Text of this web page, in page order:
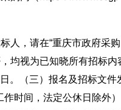
，请在“重庆市政府采购
均视为已知晓所有招标
。（三）报名及招标文
作时间，法定公休日除外